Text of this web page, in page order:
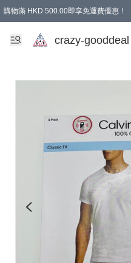
購物滿 HKD 500.00即享免運費優惠！
成為會員可享免費禮品
crazy-gooddeal